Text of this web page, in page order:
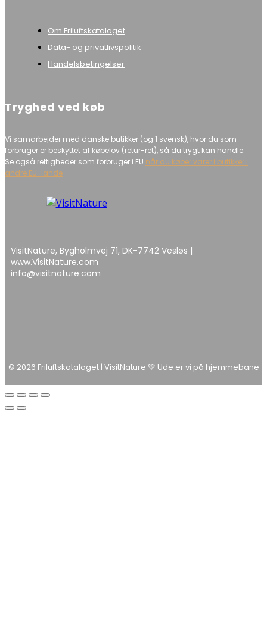
Om Friluftskataloget
Data- og privatlivspolitik
Handelsbetingelser
Tryghed ved køb
Vi samarbejder med danske butikker (og 1 svensk), hvor du som
forbruger er beskyttet af købelov (retur-ret), så du trygt kan handle.
Se også rettigheder som forbruger i EU når du køber varer i butikker i
andre EU-lande
VisitNature, Bygholmvej 71, DK-7742 Vesløs |
www.VisitNature.com
info@visitnature.com
© 2026 Friluftskataloget | VisitNature 💚 Ude er vi på hjemmebane